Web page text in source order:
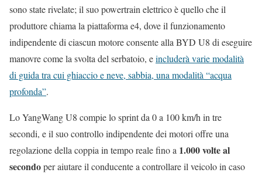
sono state rivelate; il suo powertrain elettrico è quello che il
produttore chiama la piattaforma e4, dove il funzionamento
indipendente di ciascun motore consente alla BYD U8 di eseguire
manovre come la svolta del serbatoio, eincluderà varie modalità
di guida tra cui ghiaccio e neve, sabbia, una modalità “acqua
profonda”.
Lo YangWang U8 compie lo sprint da 0 a 100 km/h in tre
secondi, e il suo controllo indipendente dei motori offre una
regolazione della coppia in tempo reale fino a 1.000 volte al
secondoper aiutare il conducente a controllare il veicolo in caso